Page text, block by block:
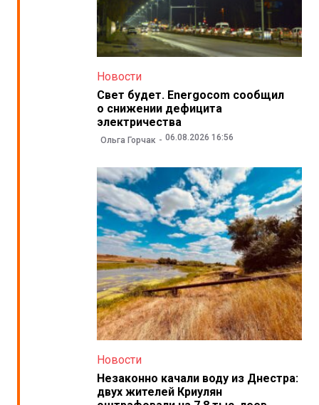
Новости
Свет будет. Energocom сообщил
о снижении дефицита
электричества
Ольга Горчак 06.08.2026 16:56
Новости
Незаконно качали воду из Днестра:
двух жителей Криулян